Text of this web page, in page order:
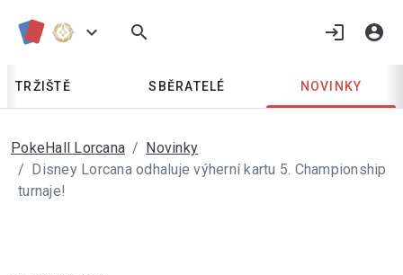
keyboard_arrow_down search login account_circle
TRŽIŠTĚ SBĚRATELÉ NOVINKY
PokeHall Lorcana
Novinky
Disney Lorcana odhaluje výherní kartu 5. Championship
turnaje!